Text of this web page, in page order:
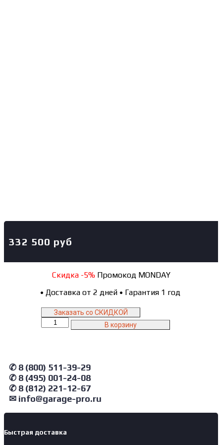
332 500 руб
Скидка -5%Промокод MONDAY
• Доставка от 2 дней • Гарантия 1 год
Заказать со СКИДКОЙ
Количество
четырехстоечный
4.5
т,
слесарный,
без
В,
В корзину
✆ 8 (800) 511-39-29
✆ 8 (495) 001-24-08
✆ 8 (812) 221-12-67
✉ info@garage-pro.ru
Быстрая доставка